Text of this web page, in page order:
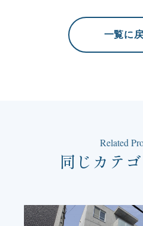
一覧に
Related
同じカテ